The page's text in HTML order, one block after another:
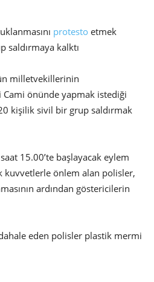
protesto etmek
saldırmaya kalktı
milletvekillerinin
Cami önünde yapmak istediği
kişilik sivil bir grup saldırmak
15.00’te başlayacak eylem
kuvvetlerle önlem alan polisler,
ardından göstericilerin
eden polisler plastik mermi